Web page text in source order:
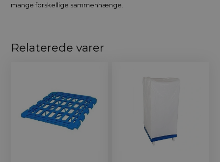
mange forskellige sammenhænge.
Relaterede varer